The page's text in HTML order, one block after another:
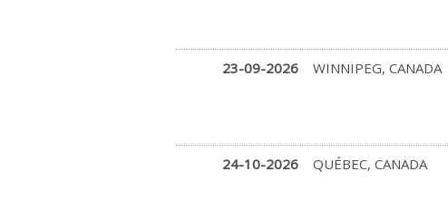
23-09-2026 WINNIPEG, CANADA
24-10-2026 QUÉBEC, CANADA